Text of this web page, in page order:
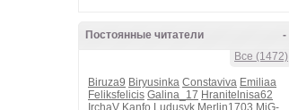
-
Постоянные читатели
Все (1472)
Biruza9 Biryusinka Constaviva Emiliaa
Feliksfelicis Galina_17 Hranitelnisa62
IrchaV Kanfo Ludusyk Merlin1703 MiG-